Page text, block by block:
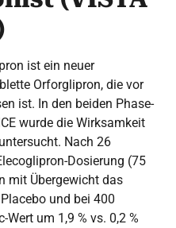
ist ein neuer
Orforglipron, die vor
ist. In den beiden Phase-
wurde die Wirksamkeit
Nach 26
Dosierung (75
mit Übergewicht das
und bei 400
um 1,9 % vs. 0,2 %